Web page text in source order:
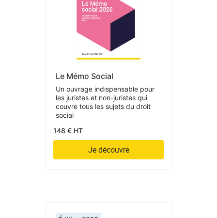
Le Mémo Social
Un ouvrage indispensable pour
les juristes et non-juristes qui
couvre tous les sujets du droit
social
148 € HT
Je découvre